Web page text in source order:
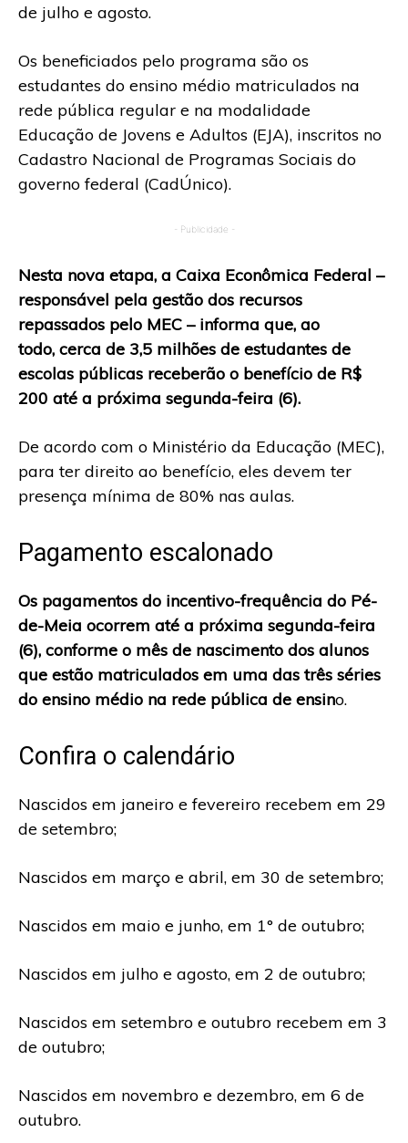
de julho e agosto.
Os beneficiados pelo programa são os
estudantes do ensino médio matriculados na
rede pública regular e na modalidade
Educação de Jovens e Adultos (EJA), inscritos no
Cadastro Nacional de Programas Sociais do
governo federal (CadÚnico).
- Publicidade -
Nesta nova etapa, a Caixa Econômica Federal –
responsável pela gestão dos recursos
repassados pelo MEC – informa que, ao
todo, cerca de 3,5 milhões de estudantes de
escolas públicas receberão o benefício de R$
200 até a próxima segunda-feira (6).
De acordo com o Ministério da Educação (MEC),
para ter direito ao benefício, eles devem ter
presença mínima de 80% nas aulas.
Pagamento escalonado
Os pagamentos do incentivo-frequência do Pé-
de-Meia ocorrem até a próxima segunda-feira
(6), conforme o mês de nascimento dos alunos
que estão matriculados em uma das três séries
do ensino médio na rede pública de ensino.
Confira o calendário
Nascidos em janeiro e fevereiro recebem em 29
de setembro;
Nascidos em março e abril, em 30 de setembro;
Nascidos em maio e junho, em 1° de outubro;
Nascidos em julho e agosto, em 2 de outubro;
Nascidos em setembro e outubro recebem em 3
de outubro;
Nascidos em novembro e dezembro, em 6 de
outubro.